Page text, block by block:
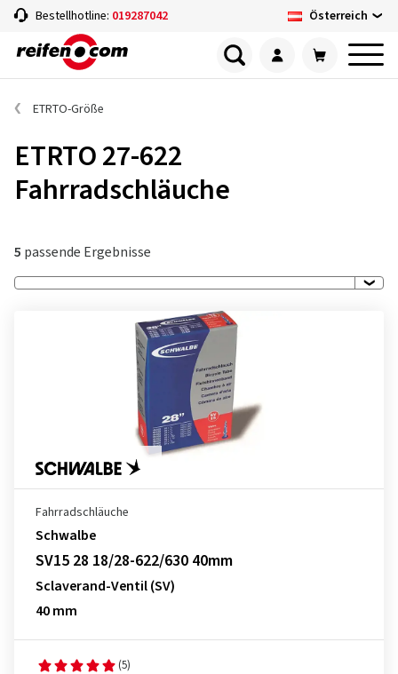
Bestellhotline: 019287042 Österreich
ETRTO-Größe
ETRTO 27-622
Fahrradschläuche
5 passende Ergebnisse
Fahrradschläuche
Schwalbe
SV15 28 18/28-622/630 40mm
Sclaverand-Ventil (SV)
40 mm
(5)